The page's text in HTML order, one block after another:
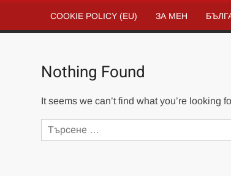
COOKIE POLICY (EU) ЗА МЕН
Nothing Found
It seems we can’t find what you’re looking